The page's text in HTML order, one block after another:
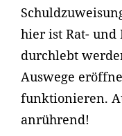
hier ist Rat-
durchlebt
Auswege
funktionieren.
anrührend!